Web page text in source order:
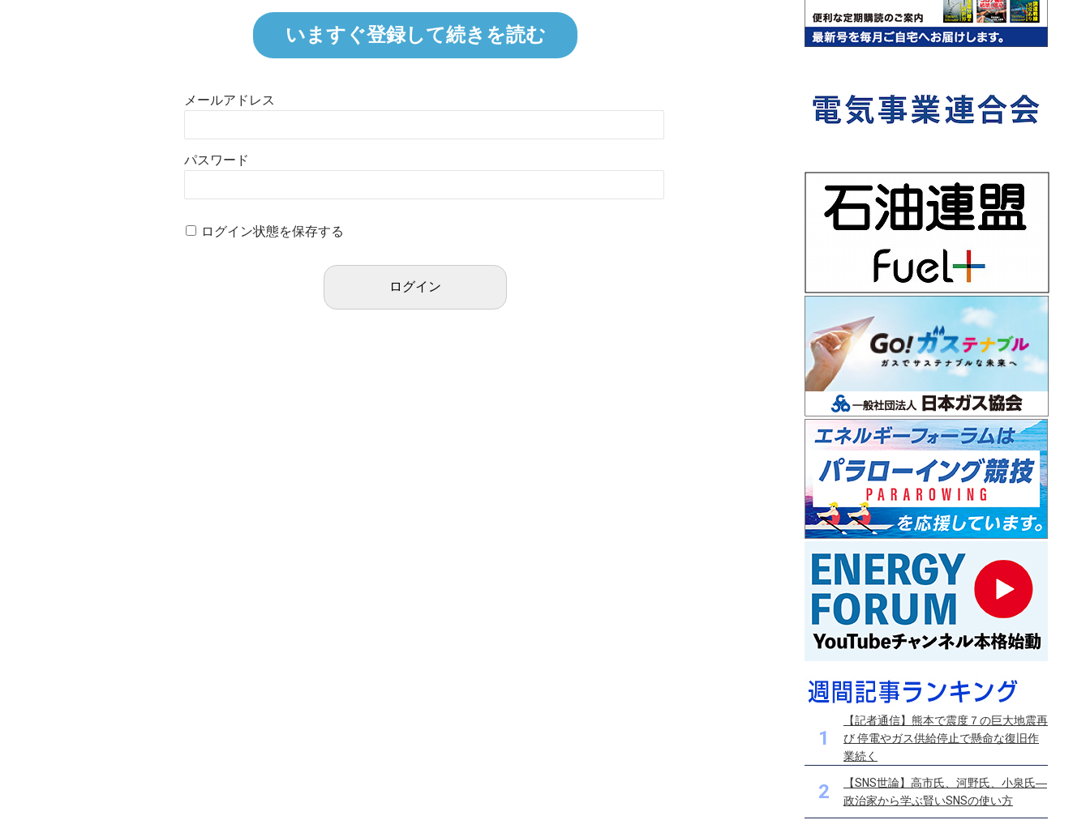
いますぐ登録して続きを読む
メールアドレス
パスワード
ログイン状態を保存する
1
【記者通信】熊本で震度７の巨大地震再
び 停電やガス供給停止で懸命な復旧作
業続く
2
【SNS世論】高市氏、河野氏、小泉氏―
政治家から学ぶ賢いSNSの使い方